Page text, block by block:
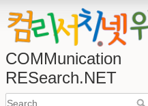
COMMunication
RESearch.NET